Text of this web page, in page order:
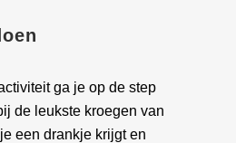
ga je op de step
de leukste kroegen van
een drankje krijgt en